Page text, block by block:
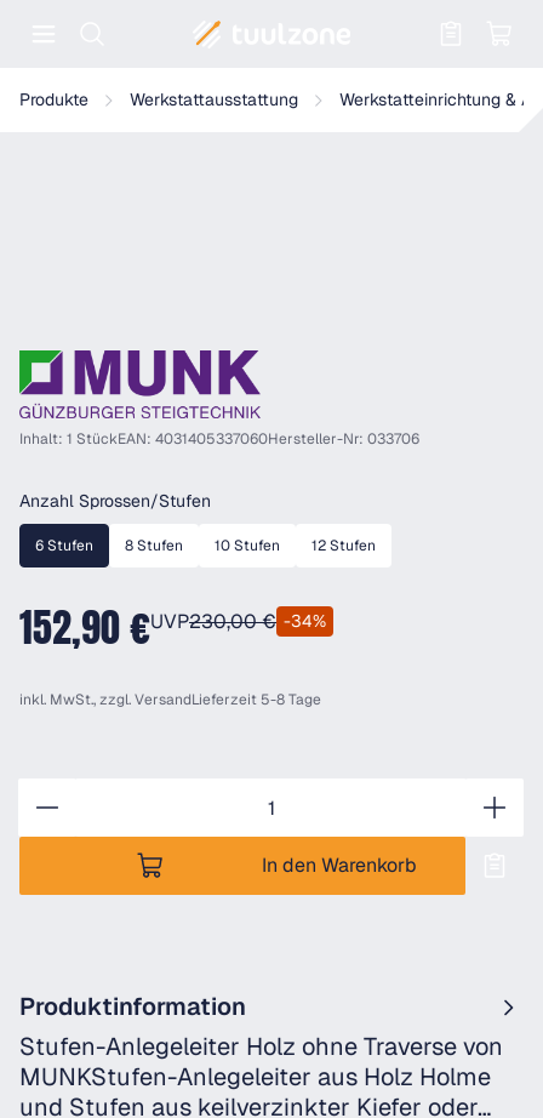
Produkte Werkstattausstattung Werkstatteinrichtung &
Munk Stufen-Anlegeleiter Holz ohne Traverse
Inhalt: 1 StückEAN: 4031405337060Hersteller-Nr: 033706
Anzahl Sprossen/Stufen
6 Stufen 8 Stufen 10 Stufen 12 Stufen
152,90 €UVP230,00 € -34%
inkl. MwSt., zzgl.VersandLieferzeit 5-8 Tage
In den Warenkorb
Produktinformation
Stufen-Anlegeleiter Holz ohne Traverse von
MUNKStufen-Anlegeleiter aus Holz Holme
und Stufen aus keilverzinkter Kiefer oder…